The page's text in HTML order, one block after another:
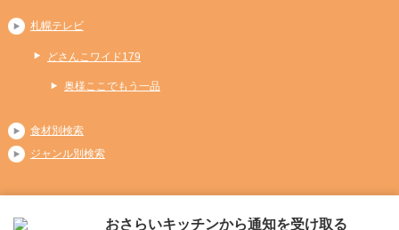
札幌テレビ
どさんこワイド179
奥様ここでもう一品
食材別検索
ジャンル別検索
おさらいキッチンから通知を受け取る